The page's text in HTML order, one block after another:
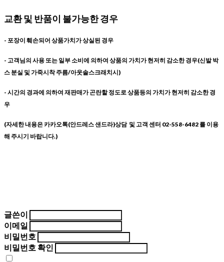
교환 및 반품이 불가능한 경우
- 포장이 훼손되어 상품가치가 상실된 경우
- 고객님의 사용 또는 일부 소비에 의하여 상품의 가치가 현저히 감소한 경우(신발 박
스 분실 및 가죽시착 주름/아웃솔스크래치시)
- 시간의 경과에 의하여 재판매가 곤란할 정도로 상품등의 가치가 현저히 감소한 경
우
(자세한 내용은 카카오톡(안드레스 샌드라)상담 및 고객 센터 02-558-6482 를 이용
해 주시기 바랍니다.)
글쓴이
이메일
비밀번호
비밀번호 확인